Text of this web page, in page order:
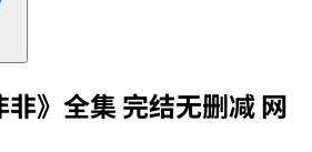
非》全集 完结无删减 网